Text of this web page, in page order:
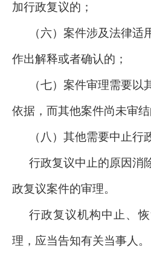
加行政复议的；
（六）案件涉及法律
作出解释或者确认的；
（七）案件审理需要
依据，而其他案件尚未审结
（八）其他需要中止行
行政复议中止的原因消
政复议案件的审理。
行政复议机构中止、
理，应当告知有关当事人。